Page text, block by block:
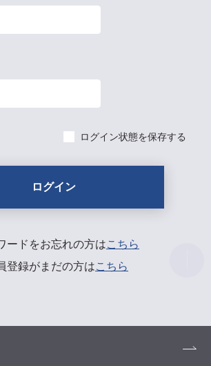
ログイン状態を保存する
ードをお忘れの方はこちら
登録がまだの方はこちら